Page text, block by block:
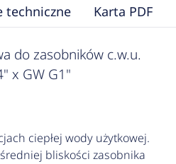
techniczne Karta PDF
do zasobników c.w.u.
x GW G1"
ciepłej wody użytkowej.
bliskości zasobnika